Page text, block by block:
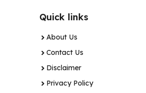
Quick links
About Us
Contact Us
Disclaimer
Privacy Policy